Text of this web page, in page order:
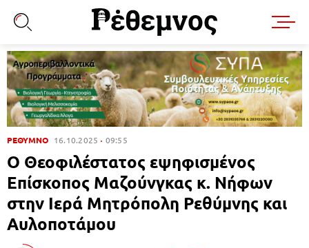
ΡΕΘΥΜΝΟ 16.10.2025 09:55
Ο Θεοφιλέστατος εψηφισμένος
Επίσκοπος Μαζούνγκας κ. Νήφων
στην Ιερά Μητρόπολη Ρεθύμνης και
Αυλοποτάμου